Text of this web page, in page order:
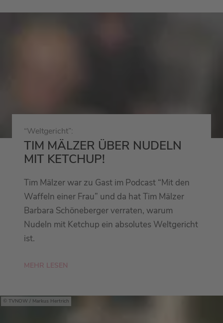
“Weltgericht”:
TIM MÄLZER ÜBER NUDELN
MIT KETCHUP!
Tim Mälzer war zu Gast im Podcast “Mit den
Waffeln einer Frau” und da hat Tim Mälzer
Barbara Schöneberger verraten, warum
Nudeln mit Ketchup ein absolutes Weltgericht
ist.
MEHR LESEN
TVNOW / Markus Hertrich